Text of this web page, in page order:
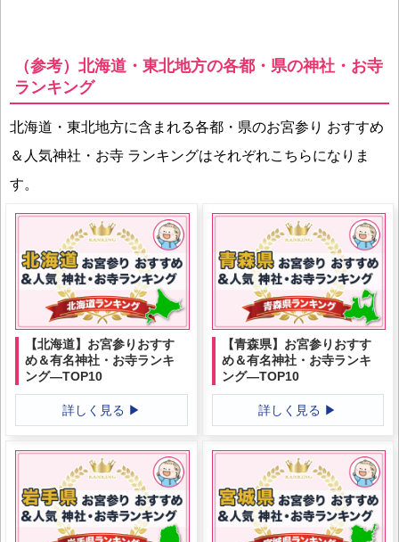
（参考）北海道・東北地方の各都・県の神社・お寺
ランキング
北海道・東北地方に含まれる各都・県のお宮参り おすすめ
＆人気神社・お寺 ランキングはそれぞれこちらになりま
す。
【北海道】お宮参りおすす
め＆有名神社・お寺ランキ
ング―TOP10
詳しく見る ▶
【青森県】お宮参りおすす
め＆有名神社・お寺ランキ
ング―TOP10
詳しく見る ▶